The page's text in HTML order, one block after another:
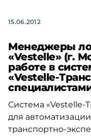
15.06.2012
Менеджеры
«Vestelle» (г.
работе в
«Vestelle-
Система «Vestelle-
для
транспортно-